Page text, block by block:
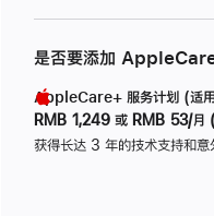
是否要添加
AppleCare+ 服务计划 (
RMB 1,249 或 RMB 53/月
获得长达 3 年的技术支持和意